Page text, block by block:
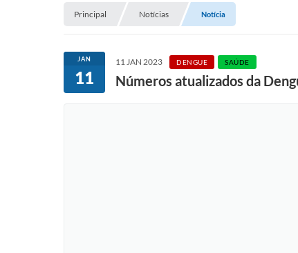
Principal Notícias Notícia
JAN
11
11 JAN 2023 DENGUE SAÚDE
Números atualizados da